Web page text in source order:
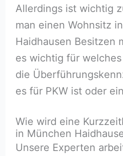
Allerdings ist wichtig
man einen Wohnsitz
Haidhausen Besitzen
es wichtig für
die
es für PKW ist oder
Wie wird eine
in München
Unsere Experten